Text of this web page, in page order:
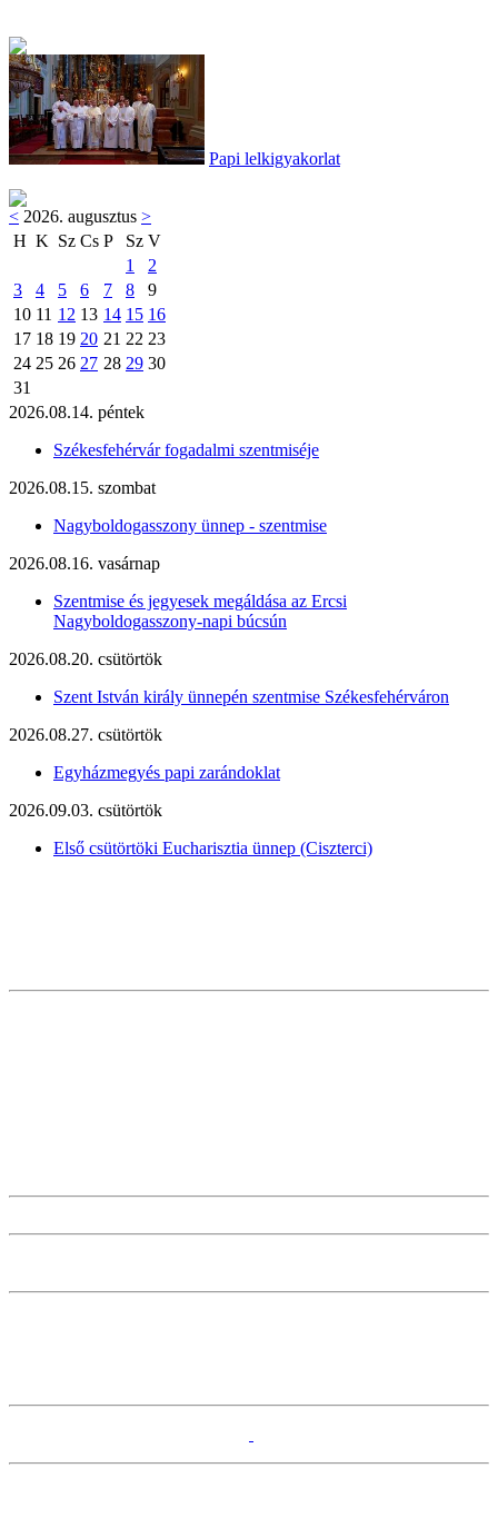
Papi lelkigyakorlat
< 2026. augusztus >
H K Sz Cs P Sz V
1
2
3
4 5 6 7 8
9
10 11 12 13 14 15 16
17 18 19 20 21 22 23
24 25 26 27 28 29 30
31
2026.08.14. péntek
Székesfehérvár fogadalmi szentmiséje
2026.08.15. szombat
Nagyboldogasszony ünnep - szentmise
2026.08.16. vasárnap
Szentmise és jegyesek megáldása az Ercsi
Nagyboldogasszony-napi búcsún
2026.08.20. csütörtök
Szent István király ünnepén szentmise Székesfehérváron
2026.08.27. csütörtök
Egyházmegyés papi zarándoklat
2026.09.03. csütörtök
Első csütörtöki Eucharisztia ünnep (Ciszterci)